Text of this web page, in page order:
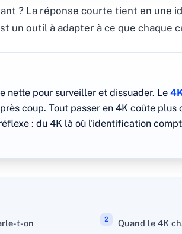
? La réponse courte tient en une
un outil à adapter à ce que chaque
nette pour surveiller et dissuader. Le
coup. Tout passer en 4K coûte plus
: du 4K là où l'identification
t-on Quand le 4K